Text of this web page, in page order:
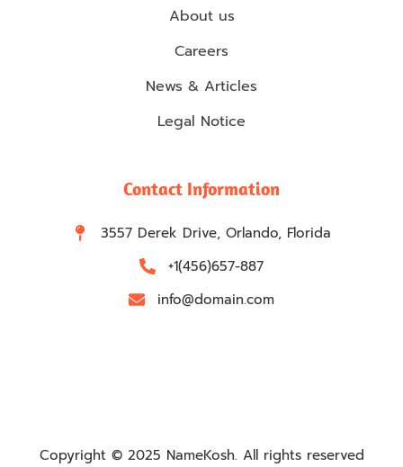
About us
Careers
News & Articles
Legal Notice
Contact Information
3557 Derek Drive, Orlando, Florida
+1(456)657-887
info@domain.com
Copyright © 2025 NameKosh. All rights reserved